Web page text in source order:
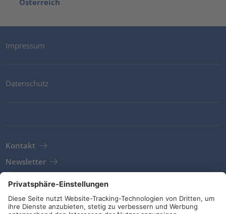
Impressum
Datenschutz
Kontakt
Newsletter
AGB